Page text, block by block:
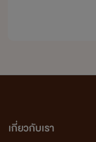
เกี่ยวกับเรา